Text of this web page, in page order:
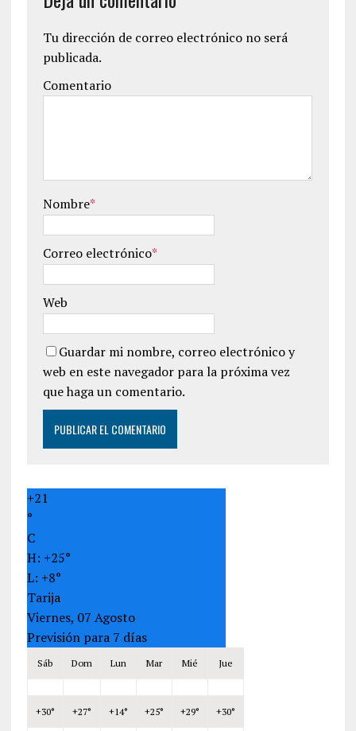
Tu dirección de correo electrónico no será
publicada.
Comentario
Nombre*
Correo electrónico*
Web
Guardar mi nombre, correo electrónico y
web en este navegador para la próxima vez
que haga un comentario.
+21
°
C
H: +25°
L: +8°
Tarija
Viernes, 07 Agosto
Previsión para 7 días
Sáb Dom Lun Mar Mié Jue
+30° +27° +14° +25° +29° +30°